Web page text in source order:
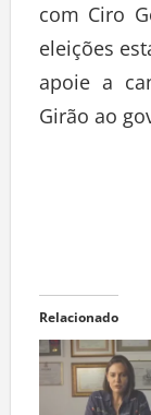
com Ciro
eleições
apoie a
Girão ao
Relacionado